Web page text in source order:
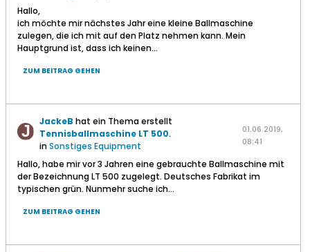
Hallo,
ich möchte mir nächstes Jahr eine kleine Ballmaschine
zulegen, die ich mit auf den Platz nehmen kann. Mein
Hauptgrund ist, dass ich keinen...
ZUM BEITRAG GEHEN
JackeB hat ein Thema erstellt
Tennisballmaschine LT 500.
inSonstiges Equipment
01.06.2019,
08:41
Hallo, habe mir vor 3 Jahren eine gebrauchte Ballmaschine mit
der Bezeichnung LT 500 zugelegt. Deutsches Fabrikat im
typischen grün. Nunmehr suche ich...
ZUM BEITRAG GEHEN